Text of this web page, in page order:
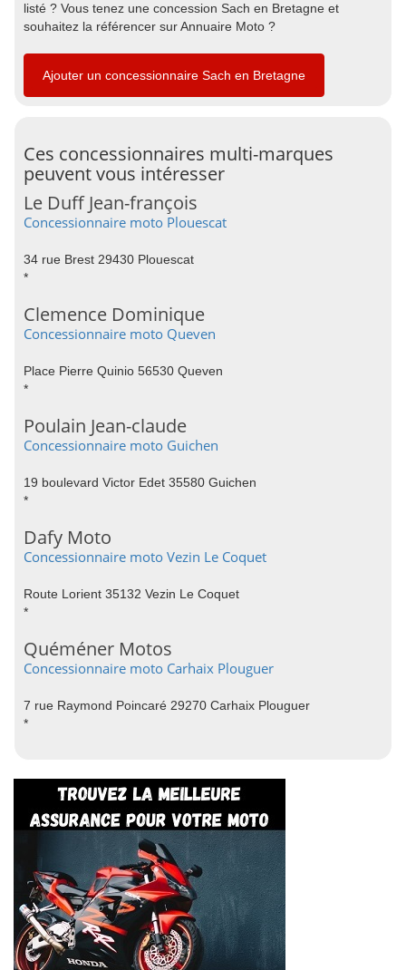
listé ? Vous tenez une concession Sach en Bretagne et
souhaitez la référencer sur Annuaire Moto ?
Ajouter un concessionnaire Sach en Bretagne
Ces concessionnaires multi-marques
peuvent vous intéresser
Le Duff Jean-françois
Concessionnaire moto Plouescat
34 rue Brest 29430 Plouescat
*
Clemence Dominique
Concessionnaire moto Queven
Place Pierre Quinio 56530 Queven
*
Poulain Jean-claude
Concessionnaire moto Guichen
19 boulevard Victor Edet 35580 Guichen
*
Dafy Moto
Concessionnaire moto Vezin Le Coquet
Route Lorient 35132 Vezin Le Coquet
*
Quéméner Motos
Concessionnaire moto Carhaix Plouguer
7 rue Raymond Poincaré 29270 Carhaix Plouguer
*